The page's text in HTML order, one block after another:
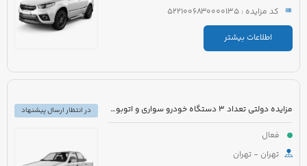
کد مزایده : 5221006830000135
اطلاعات بیشتر
مزایده دولتی تعداد 3 دستگاه خودرو سواری و اتوبوس
فعال
تهران - تهران
در انتظار ارسال پیشنهاد